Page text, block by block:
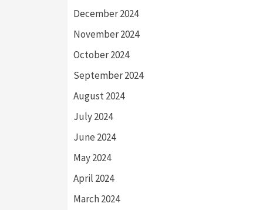
December 2024
November 2024
October 2024
September 2024
August 2024
July 2024
June 2024
May 2024
April 2024
March 2024